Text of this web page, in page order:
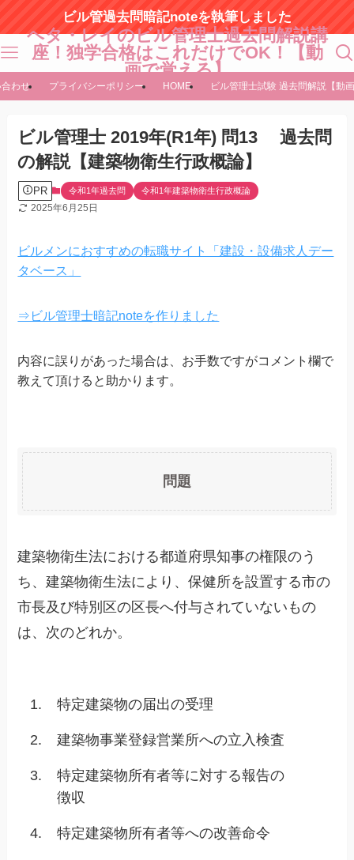
ビル管過去問暗記noteを執筆しました
ヘタ・レイのビル管理士過去問解説講
座！独学合格はこれだけでOK！【動
画で覚える】
わせ プライバシーポリシー HOME ビル管理士試験 過去問解説【動
ビル管理士 2019年(R1年) 問13 過去問
の解説【建築物衛生行政概論】
PR 令和1年過去問 令和1年建築物衛生行政概論
2025年6月25日
ビルメンにおすすめの転職サイト「建設・設備求人デー
タベース」
⇒ビル管理士暗記noteを作りました
内容に誤りがあった場合は、お手数ですがコメント欄で
教えて頂けると助かります。
問題
建築物衛生法における都道府県知事の権限のう
ち、建築物衛生法により、保健所を設置する市の
市長及び特別区の区長へ付与されていないもの
は、次のどれか。
1. 特定建築物の届出の受理
2. 建築物事業登録営業所への立入検査
3.
特定建築物所有者等に対する報告の
徴収
4. 特定建築物所有者等への改善命令